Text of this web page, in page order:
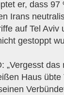
er, dass 97
Irans
auf Tel Aviv
gestoppt
„Vergesst das
Haus übte